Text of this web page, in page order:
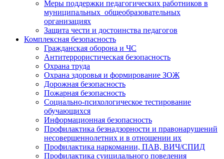
Меры поддержки педагогических работников в
муниципальных общеобразовательных
организациях
Защита чести и достоинства педагогов
Комплексная безопасность
Гражданская оборона и ЧС
Антитеррористическая безопасность
Охрана труда
Охрана здоровья и формирование ЗОЖ
Дорожная безопасность
Пожарная безопасность
Социально-психологическое тестирование
обучающихся
Информационная безопасность
Профилактика безнадзорности и правонарушений
несовершеннолетних и в отношении их
Профилактика наркомании, ПАВ, ВИЧ/СПИД
Профилактика суицидального поведения